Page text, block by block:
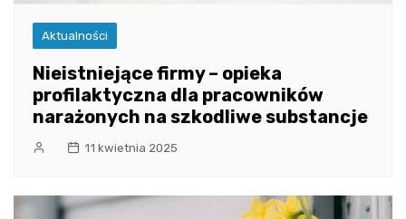
Aktualności
Nieistniejące firmy – opieka
profilaktyczna dla pracowników
narażonych na szkodliwe substancje
11 kwietnia 2025